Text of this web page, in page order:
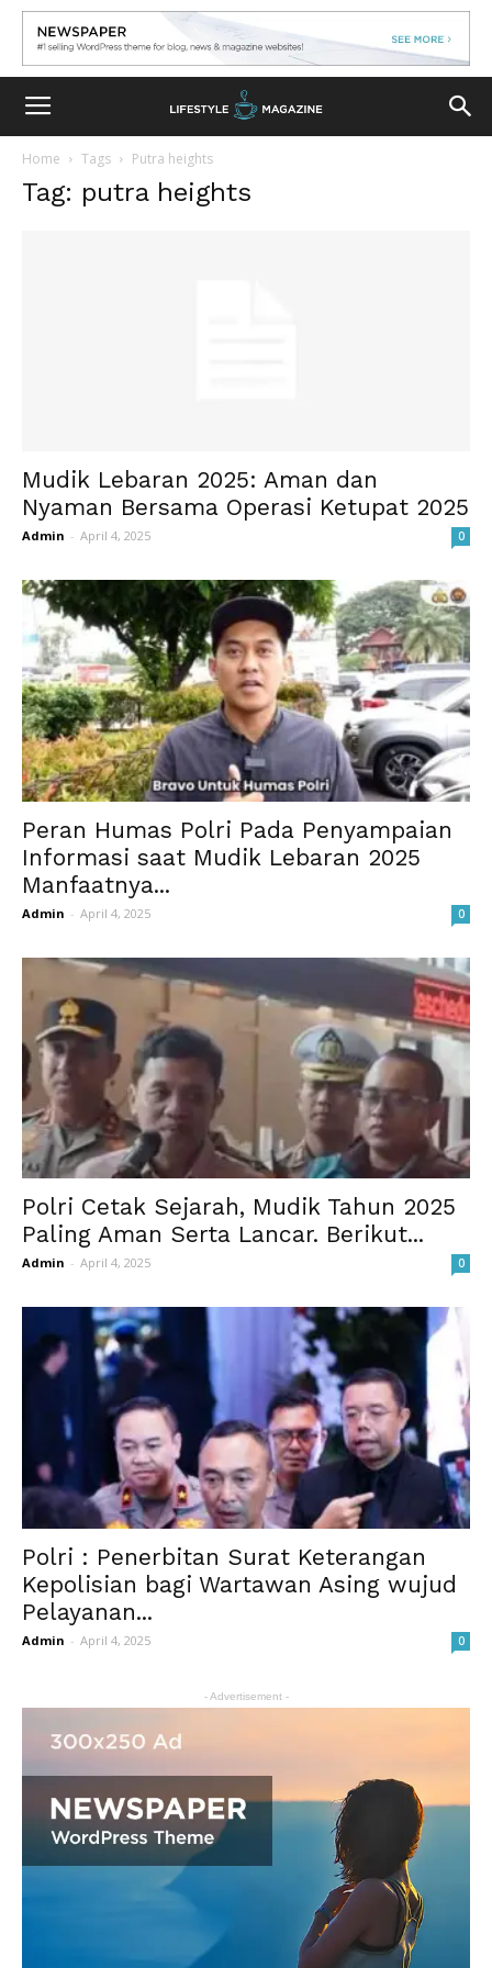
Home Tags Putra heights
Tag: putra heights
Mudik Lebaran 2025: Aman dan
Nyaman Bersama Operasi Ketupat 2025
Admin - April 4, 2025 0
Peran Humas Polri Pada Penyampaian
Informasi saat Mudik Lebaran 2025
Manfaatnya...
Admin - April 4, 2025 0
Polri Cetak Sejarah, Mudik Tahun 2025
Paling Aman Serta Lancar. Berikut...
Admin - April 4, 2025 0
Polri : Penerbitan Surat Keterangan
Kepolisian bagi Wartawan Asing wujud
Pelayanan...
Admin - April 4, 2025 0
- Advertisement -